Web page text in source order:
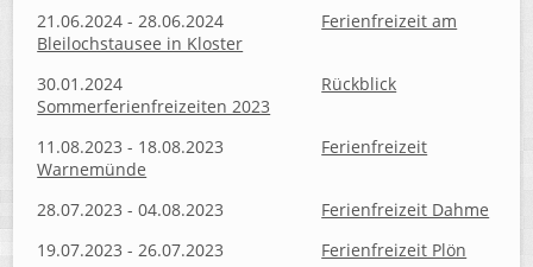
21.06.2024 - 28.06.2024
Ferienfreizeit am
Bleilochstausee in Kloster
30.01.2024
Rückblick
Sommerferienfreizeiten 2023
11.08.2023 - 18.08.2023
Ferienfreizeit
Warnemünde
28.07.2023 - 04.08.2023
Ferienfreizeit Dahme
19.07.2023 - 26.07.2023
Ferienfreizeit Plön